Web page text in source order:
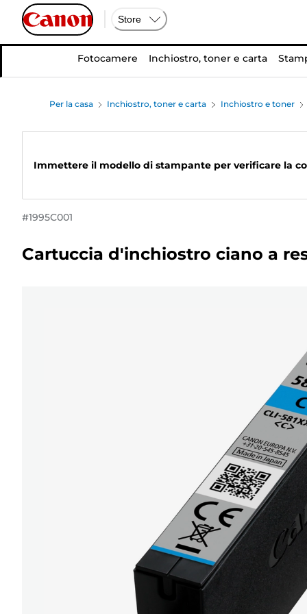
Store
Fotocamere Inchiostro, toner e carta
Per la casa Inchiostro, toner e carta Inchiostro e toner
Immettere il modello di stampante per verificare la
#1995C001
Cartuccia d'inchiostro ciano a